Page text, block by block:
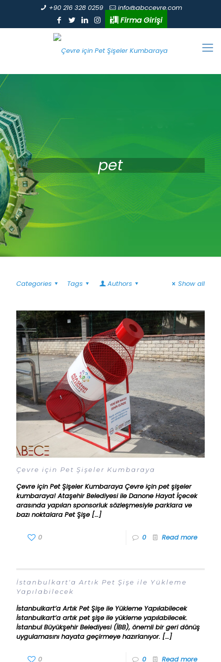
+90 216 328 0259 info@abccevre.com
Firma Girişi
pet
Categories Tags Authors Show all
Çevre için Pet Şişeler Kumbaraya
Çevre için Pet Şişeler Kumbaraya Çevre için pet şişeler
kumbaraya! Ataşehir Belediyesi ile Danone Hayat İçecek
arasında yapılan sponsorluk sözleşmesiyle parklara ve
bazı noktalara Pet Şişe[…]
0 0 Read more
İstanbulkart'a Artık Pet Şişe ile Yükleme
Yapılabilecek
İstanbulkart’a Artık Pet Şişe ile Yükleme Yapılabilecek
İstanbulkart’a artık pet şişe ile yükleme yapılabilecek.
İstanbul Büyükşehir Belediyesi (İBB), önemli bir geri dönüş
uygulamasını hayata geçirmeye hazırlanıyor. […]
0 0 Read more